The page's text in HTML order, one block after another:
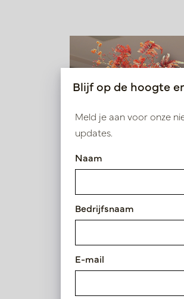
Vaas Belly
Blijf op de hoogte
Meld je aan voor onze
updates.
Naam
Bedrijfsnaam
E-mail